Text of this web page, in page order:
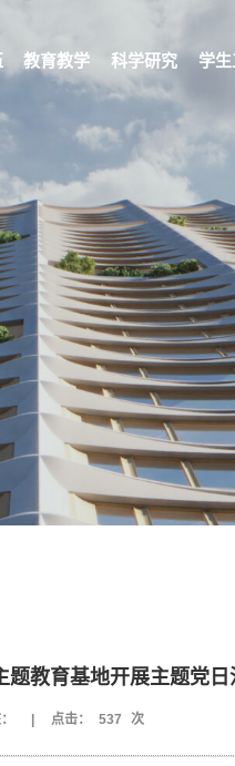
教育教学 科学研究 学
教育基地开展主题党日
点击： 537 次